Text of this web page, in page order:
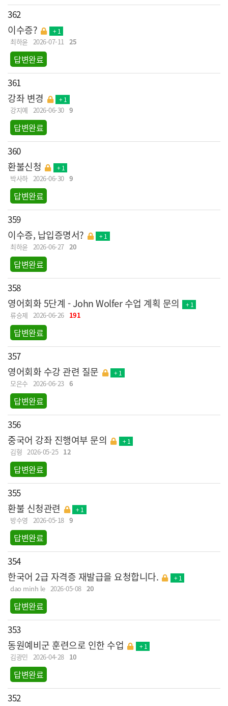
362
이수증? + 1
최하윤 2026-07-11 25
답변완료
361
강좌 변경 + 1
강지예 2026-06-30 9
답변완료
360
환불신청 + 1
박사하 2026-06-30 9
답변완료
359
이수증, 납입증명서? + 1
최하윤 2026-06-27 20
답변완료
358
영어회화 5단계 - John Wolfer 수업 계획 문의 + 1
류승제 2026-06-26 191
답변완료
357
영어회화 수강 관련 질문 + 1
모은수 2026-06-23 6
답변완료
356
중국어 강좌 진행여부 문의 + 1
김형 2026-05-25 12
답변완료
355
환불 신청관련 + 1
방수영 2026-05-18 9
답변완료
354
한국어 2급 자격증 재발급을 요청합니다. + 1
dao minh le 2026-05-08 20
답변완료
353
동원예비군 훈련으로 인한 수업 + 1
김광민 2026-04-28 10
답변완료
352